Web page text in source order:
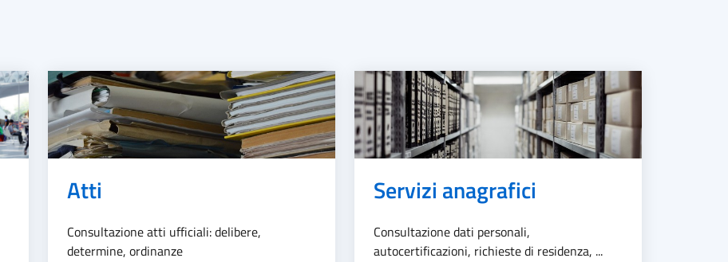
Atti
Consultazione atti ufficiali: delibere,
determine, ordinanze
Servizi anagrafici
Consultazione dati personali,
autocertificazioni, richieste di residenza, ...